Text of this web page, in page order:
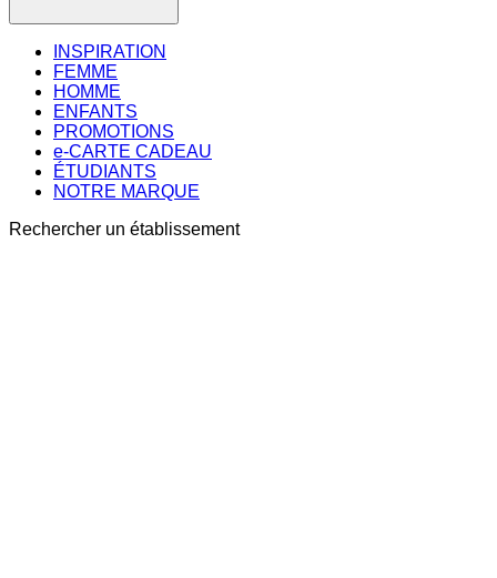
INSPIRATION
FEMME
HOMME
ENFANTS
PROMOTIONS
e-CARTE CADEAU
ÉTUDIANTS
NOTRE MARQUE
Rechercher un établissement